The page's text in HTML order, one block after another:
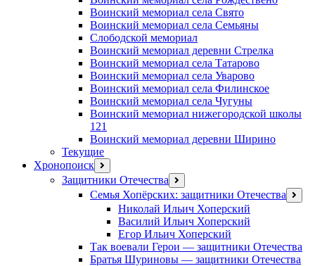
Воинский мемориал села Свято
Воинский мемориал села Семьяны
Слободской мемориал
Воинский мемориал деревни Стрелка
Воинский мемориал села Татарово
Воинский мемориал села Уварово
Воинский мемориал села Филинское
Воинский мемориал села Чугуны
Воинский мемориал нижегородской школы
121
Воинский мемориал деревни Ширино
Текущие
Хронопоиск открыть
меню
Защитники Отечества открыть
меню
Семья Хопёрских: защитники Отечества
меню
Николай Ильич Хоперский
Василий Ильич Хоперский
Егор Ильич Хоперский
Так воевали Герои — защитники Отечества
Братья Шуриновы — защитники Отечества